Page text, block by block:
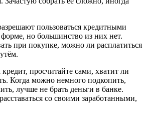
пользоваться кредитными
но большинство из них нет.
при покупке, можно ли расплатиться
просчитайте сами, хватит ли
Когда можно немного подкопить,
лучше не брать деньги в банке.
со своими заработанными,